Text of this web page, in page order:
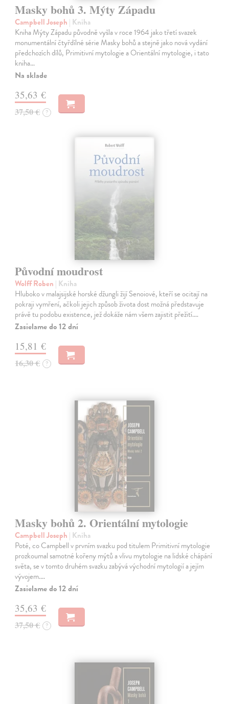
Masky bohů 3. Mýty Západu
Campbell Joseph | Kniha
Kniha Mýty Západu původně vyšla v roce 1964 jako třetí svazek
monumentální čtyřdílné série Masky bohů a stejně jako nová vydání
předchozích dílů, Primitivní mytologie a Orientální mytologie, i tato
kniha…
Na sklade
35,63 €
37,50 € ?
Původní moudrost
Wolff Roben | Kniha
Hluboko v malajsijské horské džungli žijí Senoiové, kteří se ocitají na
pokraji vymření, ačkoli jejich způsob života dost možná představuje
právě tu podobu existence, jež dokáže nám všem zajistit přežití.…
Zasielame do 12 dní
15,81 €
16,30 € ?
Masky bohů 2. Orientální mytologie
Campbell Joseph | Kniha
Poté, co Campbell v prvním svazku pod titulem Primitivní mytologie
prozkoumal samotné kořeny mýtů a vlivu mytologie na lidské chápání
světa, se v tomto druhém svazku zabývá východní mytologií a jejím
vývojem.…
Zasielame do 12 dní
35,63 €
37,50 € ?